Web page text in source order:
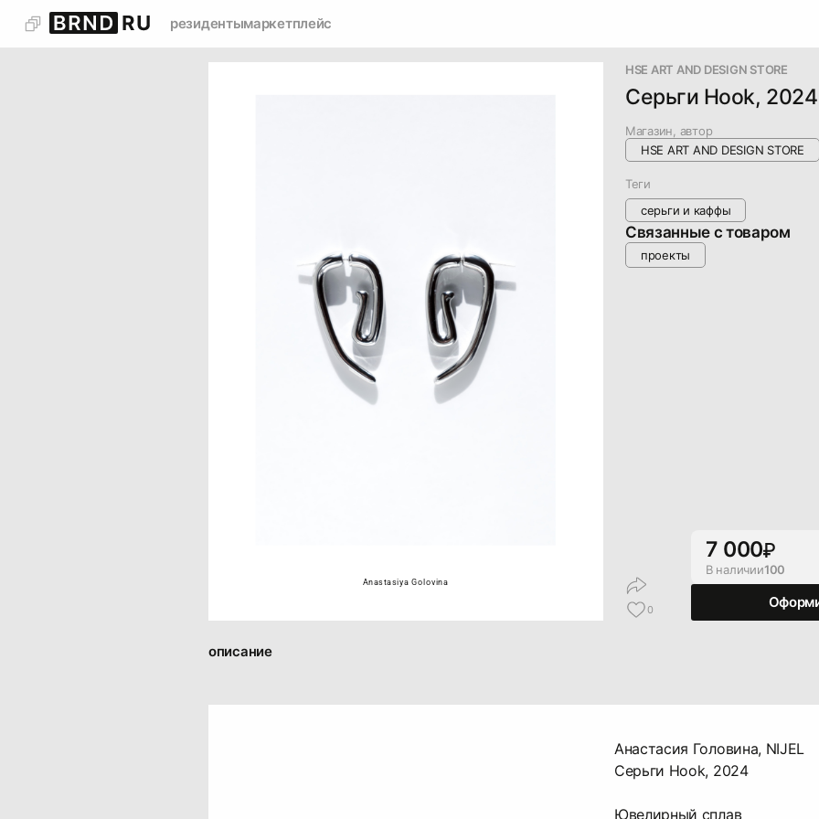
резидентымаркетплейс
Anastasiya Golovina
HSE ART AND DESIGN STORE
Серьги Hook, 2024
Магазин, автор
HSE ART AND DESIGN STORE
Теги
серьги и каффы
Связанные с товаром
проекты
0
7 000
В наличии100
описание
Анастасия Головина, NIJEL
Серьги Hook, 2024
Ювелирный сплав